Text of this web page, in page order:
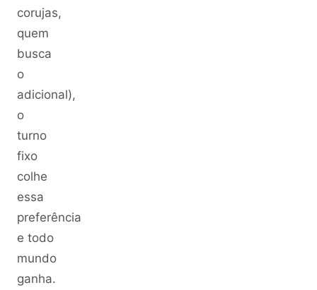
corujas,
quem
busca
o
adicional),
o
turno
fixo
colhe
essa
preferência
e todo
mundo
ganha.